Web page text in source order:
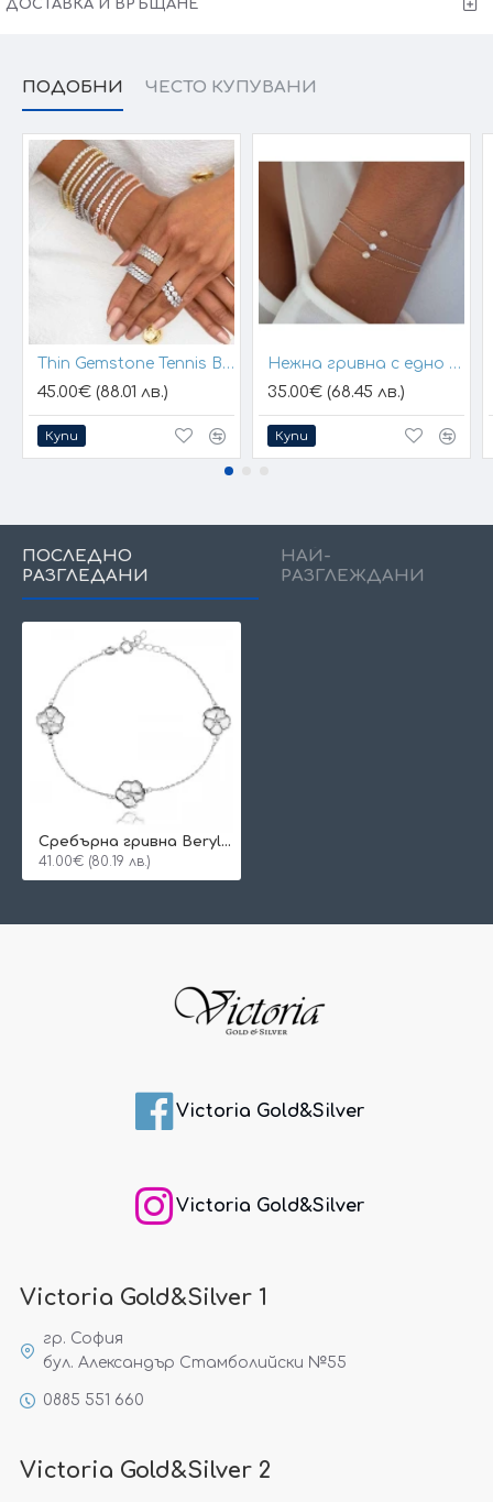
Victoria Gold - Всичко хубаво е с теб!
ДОСТАВКА И ВРЪЩАНЕ
ПОДОБНИ ЧЕСТО КУПУВАНИ
Thin Gemstone Tennis Bracelet
45.00€ (88.01 лв.)
Купи
Нежна гривна с едно камъче бял кубичен цирконий
35.00€ (68.45 лв.)
Купи
ПОСЛЕДНО
РАЗГЛЕДАНИ
НАЙ-
РАЗГЛЕЖДАНИ
Сребърна гривна Berylla
41.00€ (80.19 лв.)
Victoria Gold&Silver
Victoria Gold&Silver
Victoria Gold&Silver 1
гр. София
бул. Александър Стамболийски №55
0885 551 660
Victoria Gold&Silver 2